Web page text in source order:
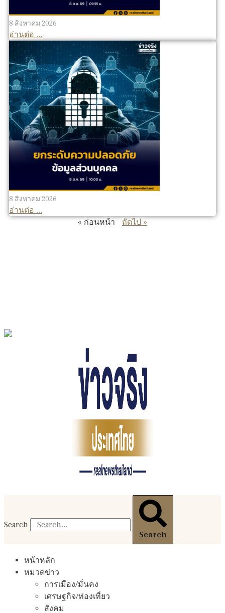
8 สิงหาคม 2026
อ่านต่อ ...
8 สิงหาคม 2026
อ่านต่อ ...
« ก่อนหน้า
ถัดไป »
Search
Search
หน้าหลัก
หมวดข่าว
การเมือง/มั่นคง
เศรษฐกิจ/ท่องเที่ยว
สังคม